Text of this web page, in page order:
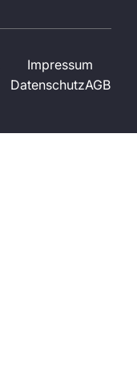
Impressum
DatenschutzAGB